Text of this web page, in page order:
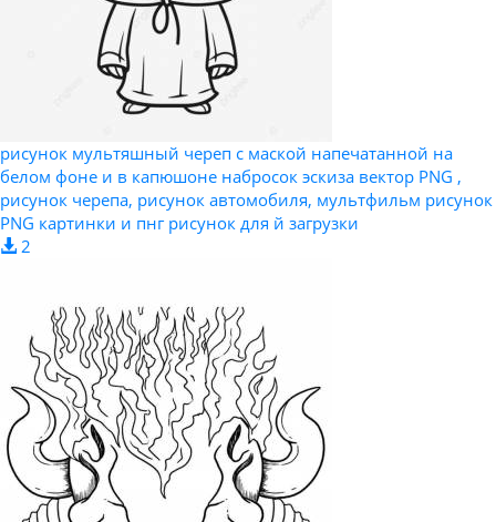
рисунок мультяшный череп с маской напечатанной на
белом фоне и в капюшоне набросок эскиза вектор PNG ,
рисунок черепа, рисунок автомобиля, мультфильм рисунок
PNG картинки и пнг рисунок для й загрузки
2